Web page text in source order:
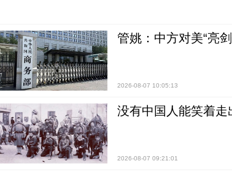
管姚：中方对美“亮
2026-08-07 10:05:13
没有中国人能笑着
2026-08-07 09:21:01